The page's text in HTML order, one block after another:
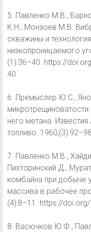
5. Павленко М.В.,
К.Н., Монзоев М.В.
скважины и
низкопроницаемого
(1):36–40. https://
40
6. Премыслер Ю.С.,
микротрещиноватости
него метана.
топливо.
7. Павленко М.В.,
Пихторинский Д.,
комбайна при добыче
массива в рабочее
(4):8–11. https://
8. Васючков Ю.Ф.,